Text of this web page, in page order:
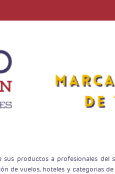
productos a profesionales
de vuelos, hoteles y categorias